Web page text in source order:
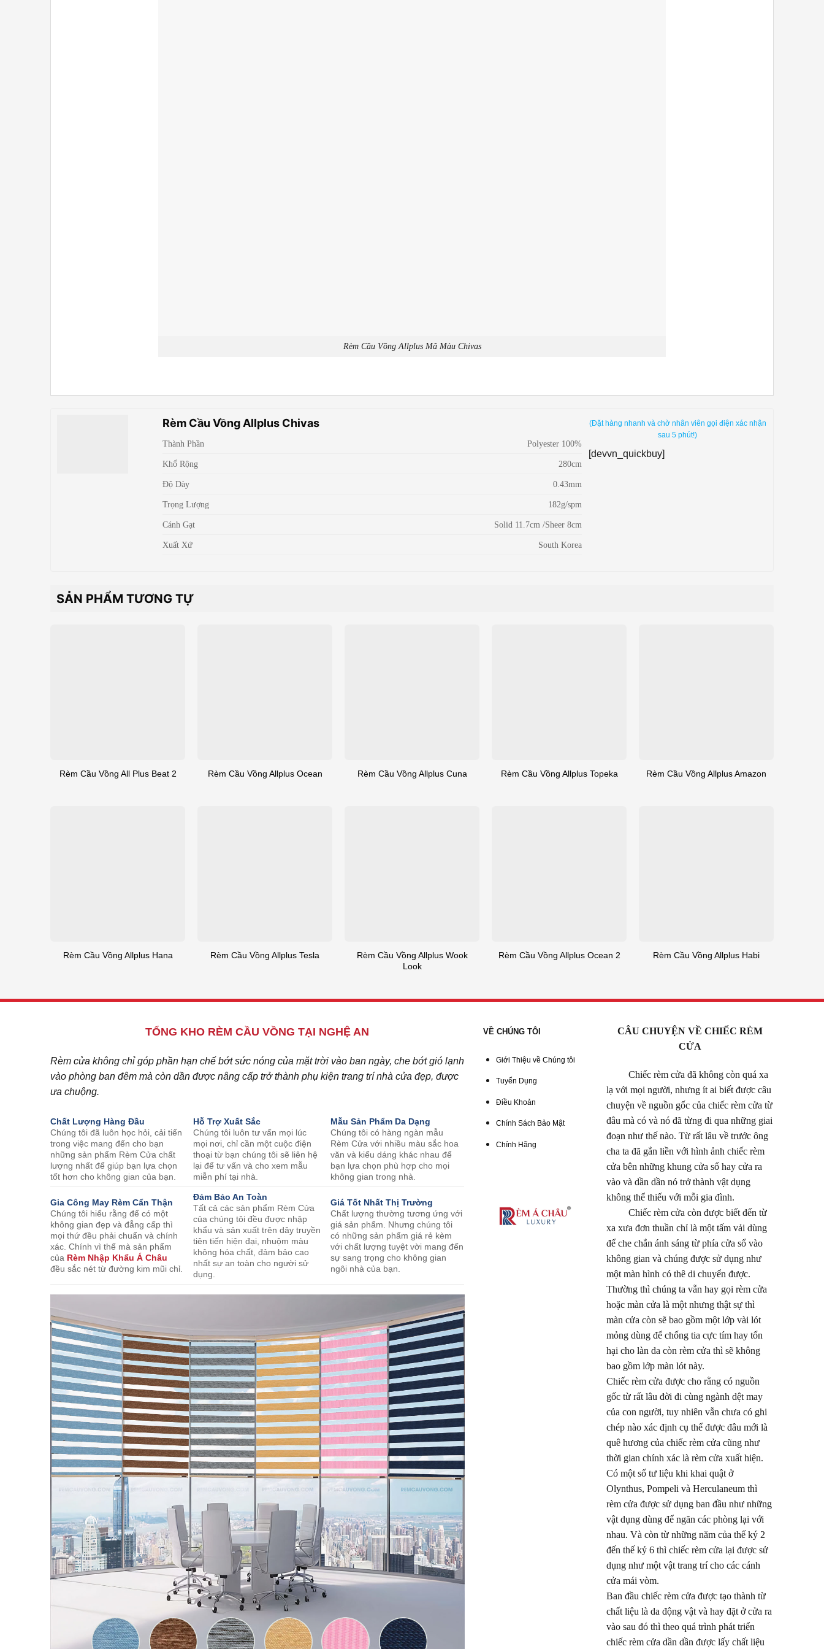
Rèm Cầu Vồng Allplus Mã Màu Chivas
Rèm Cầu Vồng Allplus Chivas
Thành Phần Polyester 100%
Khổ Rộng 280cm
Độ Dày 0.43mm
Trọng Lượng 182g/spm
Cánh Gạt Solid 11.7cm /Sheer 8cm
Xuất Xứ South Korea
(Đặt hàng nhanh và chờ nhân viên gọi điện xác nhận
sau 5 phút!)
[devvn_quickbuy]
SẢN PHẨM TƯƠNG TỰ
Rèm Cầu Vồng All Plus Beat 2 Rèm Cầu Vồng Allplus Ocean Rèm Cầu Vồng Allplus Cuna Rèm Cầu Vồng Allplus Topeka Rèm Cầu Vồng Allplus Amazon
Rèm Cầu Vồng Allplus Hana Rèm Cầu Vồng Allplus Tesla
Rèm Cầu Vồng Allplus Wook
Look
Rèm Cầu Vồng Allplus Ocean 2 Rèm Cầu Vồng Allplus Habi
TỔNG KHO RÈM CẦU VỒNG TẠI NGHỆ AN
Rèm cửa không chỉ góp phần hạn chế bớt sức nóng của mặt trời vào ban ngày, che bớt gió lạnh
vào phòng ban đêm mà còn dần được nâng cấp trở thành phụ kiện trang trí nhà cửa đẹp, được
ưa chuộng.
Chất Lượng Hàng Đầu
Chúng tôi đã luôn học hỏi, cải tiến
trong việc mang đến cho bạn
những sản phẩm Rèm Cửa chất
lượng nhất để giúp bạn lựa chọn
tốt hơn cho không gian của bạn.
Hỗ Trợ Xuất Sắc
Chúng tôi luôn tư vấn mọi lúc
mọi nơi, chỉ cần một cuộc điện
thoại từ bạn chúng tôi sẽ liên hệ
lại để tư vấn và cho xem mẫu
miễn phí tại nhà.
Mẫu Sản Phẩm Da Dạng
Chúng tôi có hàng ngàn mẫu
Rèm Cửa với nhiều màu sắc hoa
văn và kiểu dáng khác nhau để
bạn lựa chọn phù hợp cho mọi
không gian trong nhà.
Gia Công May Rèm Cẩn Thận
Chúng tôi hiểu rằng để có một
không gian đẹp và đẳng cấp thì
mọi thứ đều phải chuẩn và chính
xác. Chính vì thế mà sản phẩm
của Rèm Nhập Khẩu Á Châu
đều sắc nét từ đường kim mũi chỉ.
Đảm Bảo An Toàn
Tất cả các sản phẩm Rèm Cửa
của chúng tôi đều được nhập
khẩu và sản xuất trên dây truyền
tiên tiến hiện đại, nhuộm màu
không hóa chất, đảm bảo cao
nhất sự an toàn cho người sử
dụng.
Giá Tốt Nhất Thị Trường
Chất lượng thường tương ứng với
giá sản phẩm. Nhưng chúng tôi
có những sản phẩm giá rẻ kèm
với chất lượng tuyệt vời mang đến
sự sang trọng cho không gian
ngôi nhà của bạn.
VỀ CHÚNG TÔI
Giới Thiệu về Chúng tôi
Tuyển Dụng
Điều Khoản
Chính Sách Bảo Mật
Chính Hãng
CÂU CHUYỆN VỀ CHIẾC RÈM
CỬA
Chiếc rèm cửa đã không còn quá xa
lạ với mọi người, nhưng ít ai biết được câu
chuyện về nguồn gốc của chiếc rèm cửa từ
đâu mà có và nó đã từng đi qua những giai
đoạn như thế nào. Từ rất lâu về trước ông
cha ta đã gắn liền với hình ảnh chiếc rèm
cửa bên những khung cửa sổ hay cửa ra
vào và dần dần nó trở thành vật dụng
không thể thiếu với mỗi gia đình.
Chiếc rèm cửa còn được biết đến từ
xa xưa đơn thuần chỉ là một tấm vải dùng
để che chắn ánh sáng từ phía cửa sổ vào
không gian và chúng được sử dụng như
một màn hình có thê di chuyển được.
Thường thì chúng ta vẫn hay gọi rèm cửa
hoặc màn cửa là một nhưng thật sự thì
màn cửa còn sẽ bao gồm một lớp vài lót
mỏng dùng để chống tia cực tím hay tổn
hại cho làn da còn rèm cửa thì sẽ không
bao gồm lớp màn lót này.
Chiếc rèm cửa được cho rằng có nguồn
gốc từ rất lâu đời đi cùng ngành dệt may
của con người, tuy nhiên vẫn chưa có ghi
chép nào xác định cụ thể được đâu mới là
quê hương của chiếc rèm cửa cũng như
thời gian chính xác là rèm cửa xuất hiện.
Có một số tư liệu khi khai quật ở
Olynthus, Pompeli và Herculaneum thì
rèm cửa được sử dụng ban đầu như những
vật dụng dùng để ngăn các phòng lại với
nhau. Và còn từ những năm của thế ký 2
đến thế kỷ 6 thì chiếc rèm cửa lại được sử
dụng như một vật trang trí cho các cánh
cửa mái vòm.
Ban đầu chiếc rèm cửa được tạo thành từ
chất liệu là da động vật và hay đặt ở cửa ra
vào sau đó thì theo quá trình phát triển
chiếc rèm cửa dần dần được lấy chất liệu